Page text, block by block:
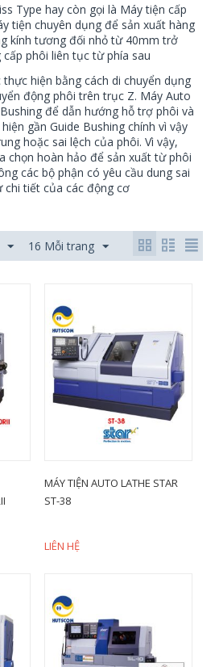
Type hay còn gọi là Máy tiện cấp
tiện chuyên dụng để sản xuất hàng
kính tương đối nhỏ từ 40mm trở
phôi liên tục từ phía sau
hiện bằng cách di chuyển dụng
động phôi trên trục Z. Máy Auto
để dẫn hướng hỗ trợ phôi và
gần Guide Bushing chính vì vậy
hoặc sai lệch của phôi. Vì vậy,
chọn hoàn hảo để sản xuất từ phôi
các bộ phận có yêu cầu dung sai
chi tiết của các động cơ
16 Mỗi trang
MÁY TIỆN AUTO LATHE STAR
ST-38
LIÊN HỆ